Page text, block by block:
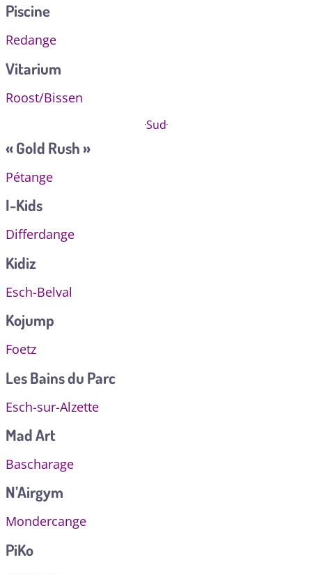
Piscine
Redange
Vitarium
Roost/Bissen
Sud
« Gold Rush »
Pétange
I-Kids
Differdange
Kidiz
Esch-Belval
Kojump
Foetz
Les Bains du Parc
Esch-sur-Alzette
Mad Art
Bascharage
N’Airgym
Mondercange
PiKo